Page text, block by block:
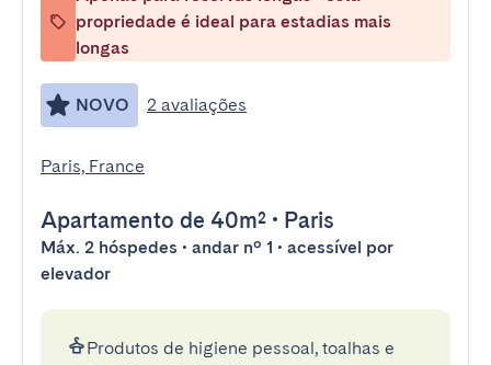
propriedade é ideal para estadias mais
longas
NOVO 2 avaliações
Paris, France
Apartamento de 40m² • Paris
Máx. 2 hóspedes • andar nº 1 • acessível por
elevador
Produtos de higiene pessoal, toalhas e